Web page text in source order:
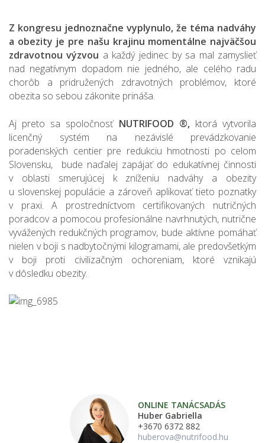
Z kongresu jednoznačne vyplynulo, že téma nadváhy
a obezity je pre našu krajinu momentálne najväčšou
zdravotnou výzvou a každý jedinec by sa mal zamyslieť
nad negatívnym dopadom nie jedného, ale celého radu
chorôb a pridružených zdravotných problémov, ktoré
obezita so sebou zákonite prináša.
Aj preto sa spoločnosť NUTRIFOOD ®,ktorá vytvorila
licenčný systém na nezávislé prevádzkovanie
poradenských centier pre redukciu hmotnosti po celom
Slovensku, bude naďalej zapájať do edukatívnej činnosti
v oblasti smerujúcej k zníženiu nadváhy a obezity
u slovenskej populácie a zároveň aplikovať tieto poznatky
v praxi. A prostredníctvom certifikovaných nutričných
poradcov a pomocou profesionálne navrhnutých, nutrične
vyvážených redukčných programov, bude aktívne pomáhať
nielen v boji s nadbytočnými kilogramami, ale predovšetkým
v boji proti civilizačným ochoreniam, ktoré vznikajú
v dôsledku obezity.
ONLINE TANÁCSADÁS
Huber Gabriella
+3670 6372 882
huberova@nutrifood.hu